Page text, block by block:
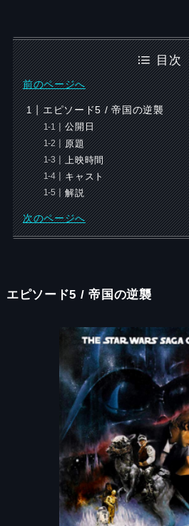
目次
前のページへ
エピソード5 / 帝国の逆襲
公開日
原題
上映時間
キャスト
解説
次のページへ
エピソード5 / 帝国の逆襲